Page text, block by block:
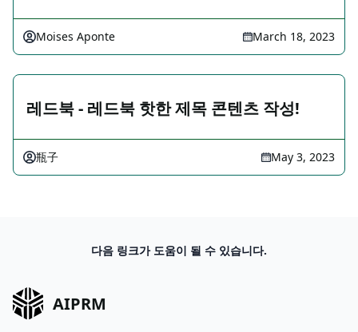
Moises Aponte March 18, 2023
레드북 - 레드북 핫한 제목 콘텐츠 작성!
瓶子 May 3, 2023
다음 링크가 도움이 될 수 있습니다.
AIPRM